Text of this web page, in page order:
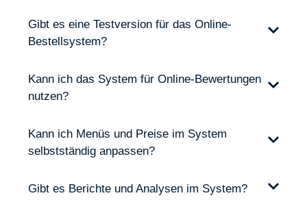
Gibt es eine Testversion für das Online-
Bestellsystem?
Kann ich das System für Online-Bewertungen
nutzen?
Kann ich Menüs und Preise im System
selbstständig anpassen?
Gibt es Berichte und Analysen im System?